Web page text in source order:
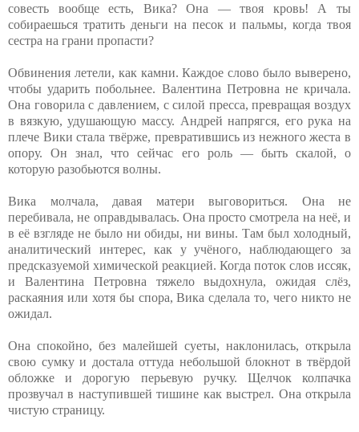
совесть вообще есть, Вика? Она — твоя кровь! А ты
собираешься тратить деньги на песок и пальмы, когда твоя
сестра на грани пропасти?
Обвинения летели, как камни. Каждое слово было выверено,
чтобы ударить побольнее. Валентина Петровна не кричала.
Она говорила с давлением, с силой пресса, превращая воздух
в вязкую, удушающую массу. Андрей напрягся, его рука на
плече Вики стала твёрже, превратившись из нежного жеста в
опору. Он знал, что сейчас его роль — быть скалой, о
которую разобьются волны.
Вика молчала, давая матери выговориться. Она не
перебивала, не оправдывалась. Она просто смотрела на неё, и
в её взгляде не было ни обиды, ни вины. Там был холодный,
аналитический интерес, как у учёного, наблюдающего за
предсказуемой химической реакцией. Когда поток слов иссяк,
и Валентина Петровна тяжело выдохнула, ожидая слёз,
раскаяния или хотя бы спора, Вика сделала то, чего никто не
ожидал.
Она спокойно, без малейшей суеты, наклонилась, открыла
свою сумку и достала оттуда небольшой блокнот в твёрдой
обложке и дорогую перьевую ручку. Щелчок колпачка
прозвучал в наступившей тишине как выстрел. Она открыла
чистую страницу.